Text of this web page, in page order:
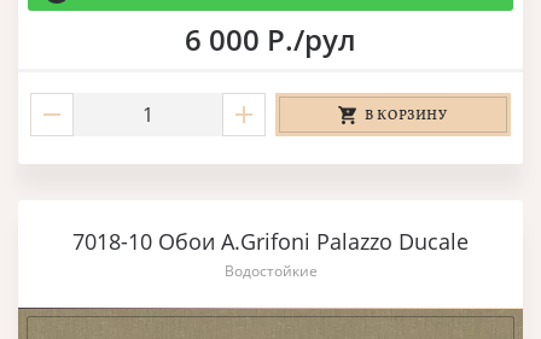
6 000 Р./рул
В КОРЗИНУ
7018-10 Обои A.Grifoni Palazzo Ducale
Водостойкие